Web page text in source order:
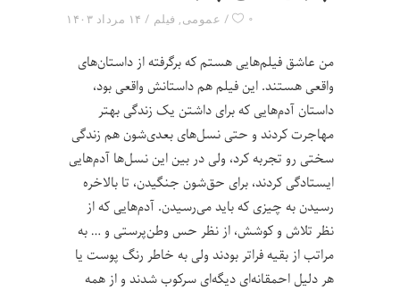
۱۴ مرداد ۱۴۰۳ عمومی, فیلم ۰
من عاشق فیلم‌هایی هستم که برگرفته از داستان‌های
واقعی هستند. این فیلم هم داستانش واقعی بود،
داستان آدم‌هایی که برای داشتن یک زندگی بهتر
مهاجرت کردند و حتی نسل‌های بعدی‌شون هم زندگی
سختی رو تجربه کرد، ولی در بین این نسل‌ها آدم‌هایی
ایستادگی کردند، برای حق‌شون جنگیدن، تا بالاخره
رسیدن به چیزی که باید می‌رسیدن. آدم‌هایی که از
نظر تلاش و کوشش، از نظر حس وطن‌پرستی و … به
مراتب از بقیه فراتر بودند ولی به خاطر رنگ پوست یا
هر دلیل احمقانه‌ای دیگه‌ای سرکوب شدند و از همه